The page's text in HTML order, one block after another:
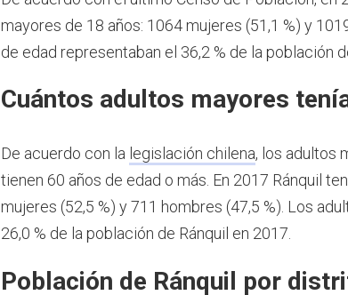
mayores de 18 años: 1064 mujeres (51,1 %) y
de edad representaban el 36,2 % de la población
Cuántos adultos mayores
De acuerdo con la legislación chilena, los adultos
tienen 60 años de edad o más. En 2017 Ránquil
mujeres (52,5 %) y 711 hombres (47,5 %). Los
26,0 % de la población de Ránquil en 2017.
Población de Ránquil por